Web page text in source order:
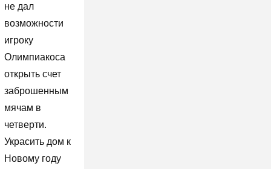
не дал
возможности
игроку
Олимпиакоса
открыть счет
заброшенным
мячам в
четверти.
Украсить дом к
Новому году